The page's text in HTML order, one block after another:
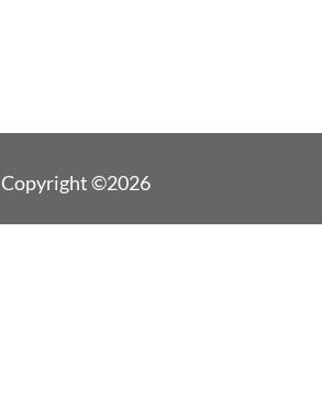
Copyright ©2026